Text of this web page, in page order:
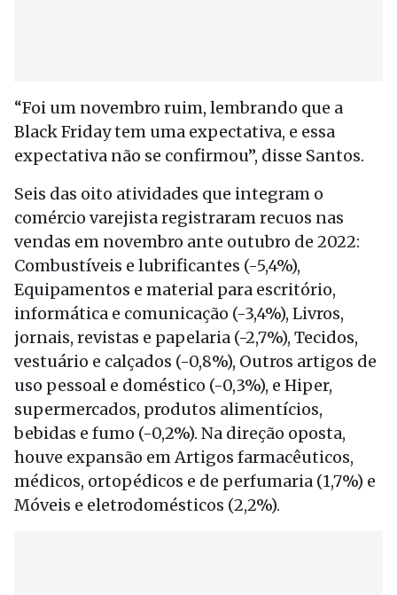
“Foi um novembro ruim, lembrando que a
Black Friday tem uma expectativa, e essa
expectativa não se confirmou”, disse Santos.
Seis das oito atividades que integram o
comércio varejista registraram recuos nas
vendas em novembro ante outubro de 2022:
Combustíveis e lubrificantes (-5,4%),
Equipamentos e material para escritório,
informática e comunicação (-3,4%), Livros,
jornais, revistas e papelaria (-2,7%), Tecidos,
vestuário e calçados (-0,8%), Outros artigos de
uso pessoal e doméstico (-0,3%), e Hiper,
supermercados, produtos alimentícios,
bebidas e fumo (-0,2%). Na direção oposta,
houve expansão em Artigos farmacêuticos,
médicos, ortopédicos e de perfumaria (1,7%) e
Móveis e eletrodomésticos (2,2%).